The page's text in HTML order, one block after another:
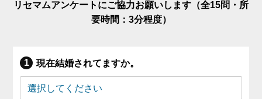
リセマムアンケートにご協力お願いします（全15問・所
要時間：3分程度）
現在結婚されてますか。